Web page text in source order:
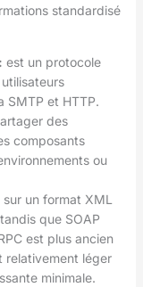
standardisé
est un protocole
SMTP et HTTP.
des
composants
ou
un format XML
que SOAP
est plus ancien
relativement léger
minimale.